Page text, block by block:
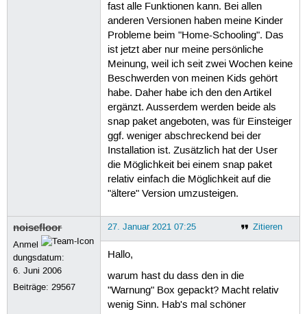
fast alle Funktionen kann. Bei allen
anderen Versionen haben meine Kinder
Probleme beim "Home-Schooling". Das
ist jetzt aber nur meine persönliche
Meinung, weil ich seit zwei Wochen keine
Beschwerden von meinen Kids gehört
habe. Daher habe ich den den Artikel
ergänzt. Ausserdem werden beide als
snap paket angeboten, was für Einsteiger
ggf. weniger abschreckend bei der
Installation ist. Zusätzlich hat der User
die Möglichkeit bei einem snap paket
relativ einfach die Möglichkeit auf die
"ältere" Version umzusteigen.
noisefloor
Anmel
dungsdatum:
6. Juni 2006
Beiträge:29567
Zitieren
27. Januar 2021 07:25
Hallo,
warum hast du dass den in die
"Warnung" Box gepackt? Macht relativ
wenig Sinn. Hab's mal schöner